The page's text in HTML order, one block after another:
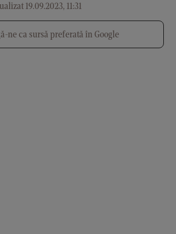
19.09.2023, 11:31
ne ca sursă preferată în Google